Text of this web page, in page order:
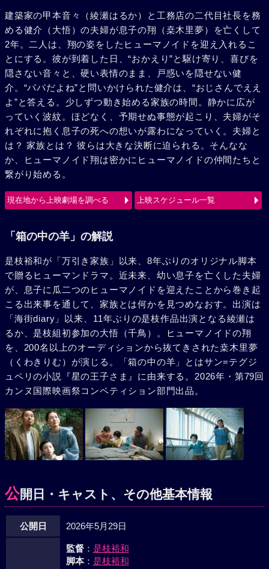
建築家の甲本音々（綾瀬はるか）と工務店の二代目社長を務
める健介（大悟）の夫婦が息子の翔（桒木里夢）を亡くして
2年。二人は、翔の姿をしたヒューマノイドを迎え入れるこ
とにする。彼が到着した日、“おかえり”と駆け寄り、喜びを
隠さない音々と、硬い表情のまま、戸惑いを隠せない健
介。“パパだよね”と問いかけられた健介は、“おじさんでええ
よ”と答える。少しずつ動き始める家族の時間。静かに広が
っていく波紋。ほどなく、予期せぬ事態が起こり、夫婦がそ
れぞれに抱く息子の死への想いが露わになっていく。夫婦と
は？ 家族とは？ 彼らは大きな決断に迫られる。そんなな
か、ヒューマノイド翔は密かにヒューマノイドの仲間たちと
繋がり始める。
現在地から上映劇場を調べる 上映スケジュール一覧
「箱の中の羊」の解説
是枝裕和が「万引き家族」以来、8年ぶりのオリジナル脚本
で贈るヒューマンドラマ。近未来、幼い息子を亡くした夫婦
が、息子に瓜二つのヒューマノイドを迎えたことから巻き起
こる出来事を通して、家族とは何かを見つめなおす。出演は
「海街diary」以来、11年ぶりの是枝作品出演となる綾瀬は
るか、是枝組初参加の大悟（千鳥）。ヒューマノイドの翔
を、200名以上のオーディションから抜てきされた桒木里夢
（くわきりむ）が演じる。「箱の中の羊」とはサン=テグジ
ュペリの小説『星の王子さま』に由来する。2026年・第79回
カンヌ国際映画祭コンペティション部門出品。
公開日・キャスト、その他基本情報
公開日 2026年5月29日
監督：是枝裕和
脚本：是枝裕和